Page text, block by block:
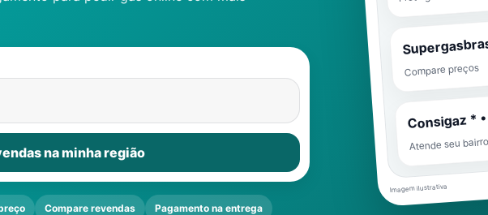
na minha região
Compare revendas Pagamento na entrega
Compare preços
Consigaz *
Atende seu
Imagem ilustrativa